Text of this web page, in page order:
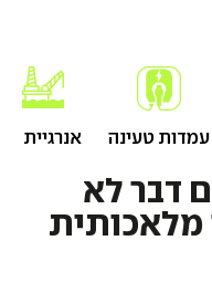
עמדות טעינה אנרגיית גז
דבר לא
מלאכותית